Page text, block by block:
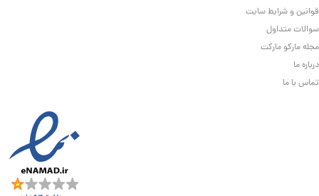
قوانین و شرایط سایت
سوالات متداول
مجله مارکو مارکت
درباره ما
تماس با ما